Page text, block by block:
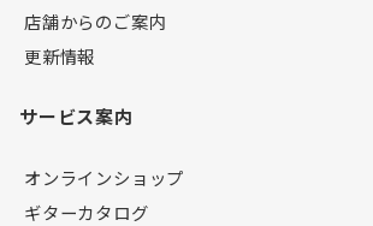
店舗からのご案内
更新情報
サービス案内
オンラインショップ
ギターカタログ